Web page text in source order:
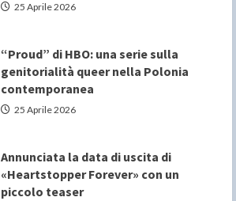
25 Aprile 2026
“Proud” di HBO: una serie sulla
genitorialità queer nella Polonia
contemporanea
25 Aprile 2026
Annunciata la data di uscita di
«Heartstopper Forever» con un
piccolo teaser